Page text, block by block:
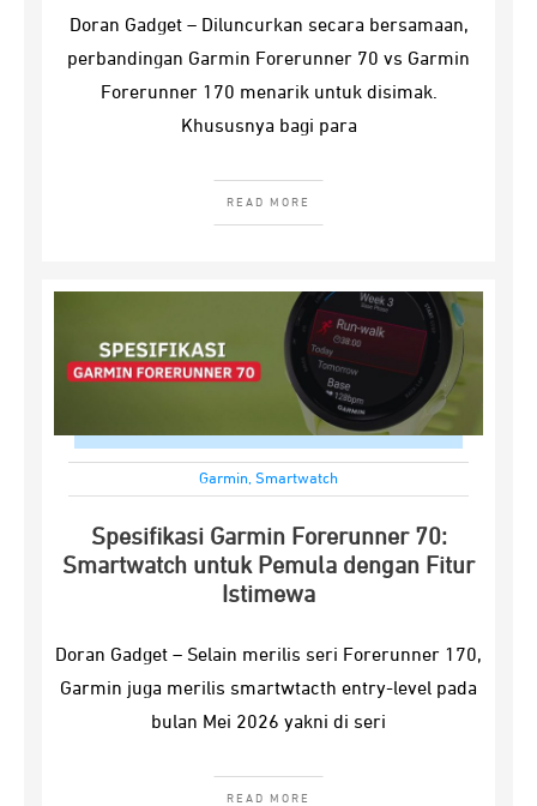
Doran Gadget – Diluncurkan secara bersamaan,
perbandingan Garmin Forerunner 70 vs Garmin
Forerunner 170 menarik untuk disimak.
Khususnya bagi para
READ MORE
Garmin, Smartwatch
Spesifikasi Garmin Forerunner 70:
Smartwatch untuk Pemula dengan Fitur
Istimewa
Doran Gadget – Selain merilis seri Forerunner 170,
Garmin juga merilis smartwtacth entry-level pada
bulan Mei 2026 yakni di seri
READ MORE